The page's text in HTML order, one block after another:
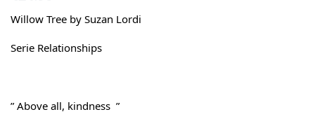
Willow Tree by Suzan Lordi
Serie Relationships
” Above all, kindness ”